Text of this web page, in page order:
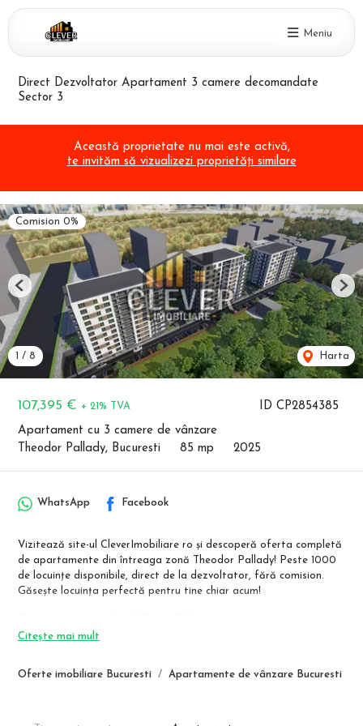
Meniu
Direct Dezvoltator Apartament 3 camere decomandate
Sector 3
Această proprietate nu mai este activă,
te invităm să vizualizezi proprietăți similare
ID CP2854385
107,395 € + 21% TVA
Apartament cu 3 camere de vânzare
Theodor Pallady, Bucuresti
85 mp 2025
Comision 0%
/ 8 Harta
Previous
Oferte imobiliare Bucuresti Apartamente de vânzare Bucuresti
WhatsApp Facebook
Vizitează site-ul CleverImobiliare ro și descoperă oferta completă
de apartamente din întreaga zonă Theodor Pallady! Peste 1000
de locuințe disponibile, direct de la dezvoltator, fără comision.
Găsește locuința perfectă pentru tine chiar acum!
Pret avans 50%: 119.000 Euro + TVA
Ansamblu format din 3 blocuri, cu regim de inaltime Ds+P+11 Etaje,
Citește mai mult